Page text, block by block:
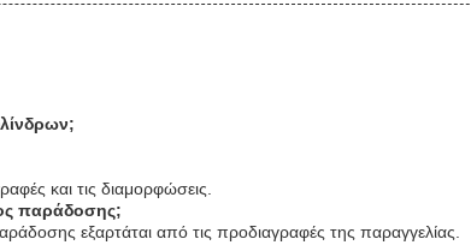
και τις διαμορφώσεις.
παράδοσης;
εξαρτάται από τις προδιαγραφές της παραγγελίας.